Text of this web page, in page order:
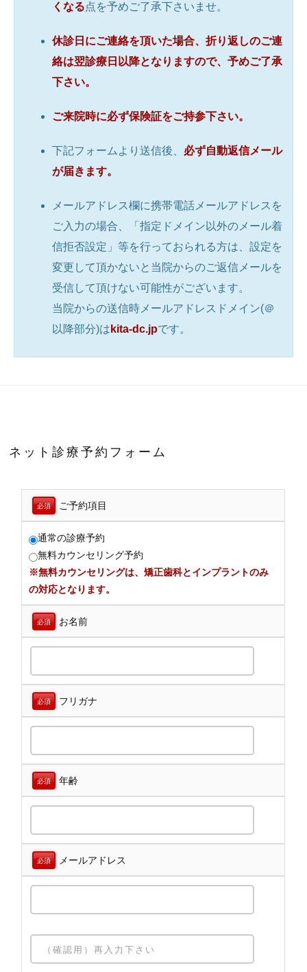
くなる点を予めご了承下さいませ。
休診日にご連絡を頂いた場合、折り返しのご連
絡は翌診療日以降となりますので、予めご了承
下さい。
ご来院時に必ず保険証をご持参下さい。
下記フォームより送信後、 必ず自動返信メール
が届きます。
メールアドレス欄に携帯電話メールアドレスを
ご入力の場合、「指定ドメイン以外のメール着
信拒否設定」等を行っておられる方は、設定を
変更して頂かないと当院からのご返信メールを
受信して頂けない可能性がございます。
当院からの送信時メールアドレスドメイン(＠
以降部分)は kita-dc.jpです。
ネット診療予約フォーム
必須 ご予約項目
通常の診療予約
無料カウンセリング予約
※無料カウンセリングは、矯正歯科とインプラントのみ
の対応となります。
必須 お名前
必須 フリガナ
必須 年齢
必須 メールアドレス